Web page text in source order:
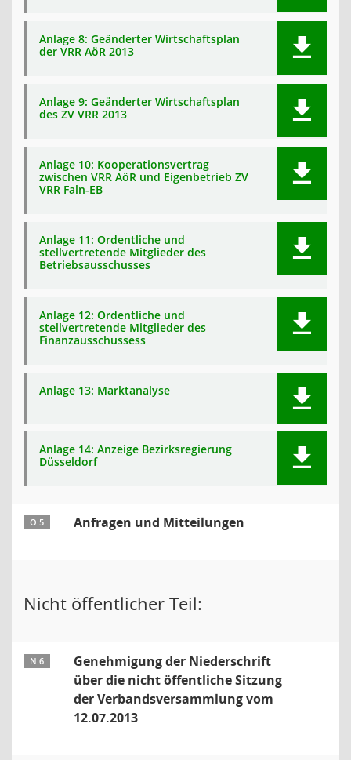
Anlage 8: Geänderter Wirtschaftsplan
der VRR AöR 2013
Anlage 9: Geänderter Wirtschaftsplan
des ZV VRR 2013
Anlage 10: Kooperationsvertrag
zwischen VRR AöR und Eigenbetrieb ZV
VRR Faln-EB
Anlage 11: Ordentliche und
stellvertretende Mitglieder des
Betriebsausschusses
Anlage 12: Ordentliche und
stellvertretende Mitglieder des
Finanzausschussess
Anlage 13: Marktanalyse
Anlage 14: Anzeige Bezirksregierung
Düsseldorf
Ö 5 Anfragen und Mitteilungen
Nicht öffentlicher Teil:
N 6
Genehmigung der Niederschrift
über die nicht öffentliche Sitzung
der Verbandsversammlung vom
12.07.2013